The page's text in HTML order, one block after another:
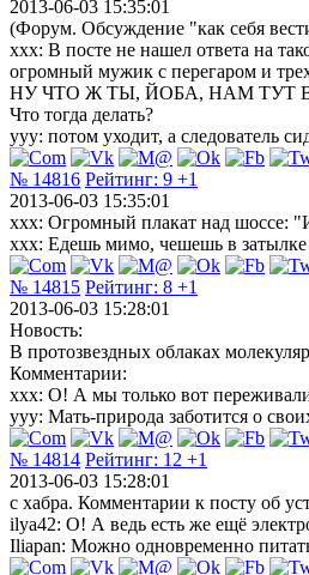
2013-06-03 15:35:01
(Форум. Обсуждение "как себя
ххх: В посте не нашел ответа на
огромный мужик с перегаром и
НУ ЧТО Ж ТЫ, ЙОБА, НАМ ТУТ
Что тогда делать?
ууу: потом уходит, а следователь
№ 14816 Рейтинг: 9 +1
2013-06-03 15:35:01
xxx: Огромный плакат над шоссе:
xxx: Едешь мимо, чешешь в
№ 14815 Рейтинг: 8 +1
2013-06-03 15:28:01
Новость:
В протозвездных облаках
Комментарии:
xxx: О! А мы только вот
yyy: Мать-природа заботится о
№ 14814 Рейтинг: 12 +1
2013-06-03 15:28:01
с хабра. Комментарии к посту об
ilya42: О! А ведь есть же ещё
Iliapan: Можно одновременно